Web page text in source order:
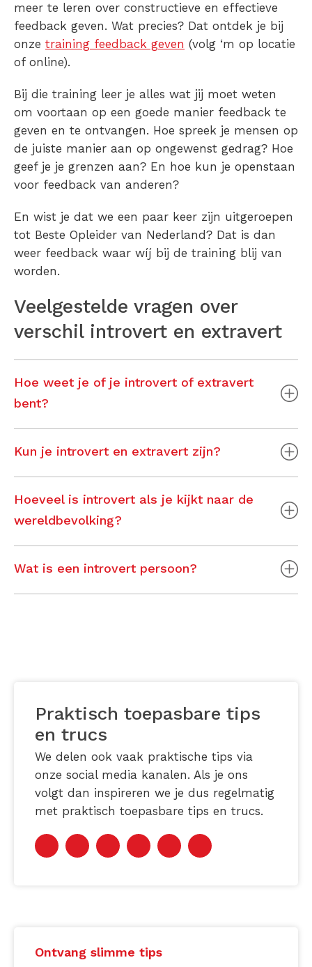
meer te leren over constructieve en effectieve
feedback geven. Wat precies? Dat ontdek je bij
onze training feedback geven (volg ‘m op locatie
of online).
Bij die training leer je alles wat jij moet weten
om voortaan op een goede manier feedback te
geven en te ontvangen. Hoe spreek je mensen op
de juiste manier aan op ongewenst gedrag? Hoe
geef je je grenzen aan? En hoe kun je openstaan
voor feedback van anderen?
En wist je dat we een paar keer zijn uitgeroepen
tot Beste Opleider van Nederland? Dat is dan
weer feedback waar wíj bij de training blij van
worden.
Veelgestelde vragen over
verschil introvert en extravert
Hoe weet je of je introvert of extravert
bent?
Kun je introvert en extravert zijn?
Hoeveel is introvert als je kijkt naar de
wereldbevolking?
Wat is een introvert persoon?
Praktisch toepasbare tips
en trucs
We delen ook vaak praktische tips via
onze social media kanalen. Als je ons
volgt dan inspireren we je dus regelmatig
met praktisch toepasbare tips en trucs.
Ontvang slimme tips